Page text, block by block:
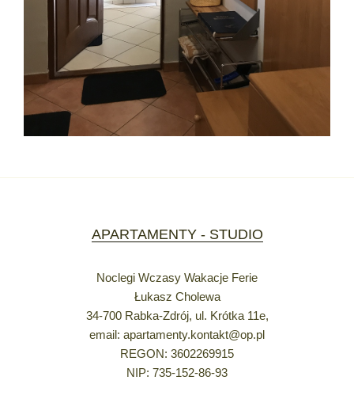
APARTAMENTY - STUDIO
Noclegi Wczasy Wakacje Ferie
Łukasz Cholewa
34-700 Rabka-Zdrój, ul. Krótka 11e,
email: apartamenty.kontakt@op.pl
REGON: 3602269915
NIP: 735-152-86-93